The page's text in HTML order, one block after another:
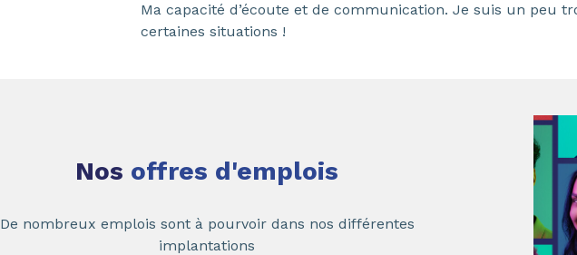
Ma capacité d’écoute et de communication. Je suis un peu
certaines situations !
Nos offres d'emplois
De nombreux emplois sont à pourvoir dans nos différentes
implantations